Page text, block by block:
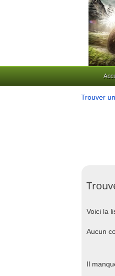
Trouver
Voici la
Aucun
Il